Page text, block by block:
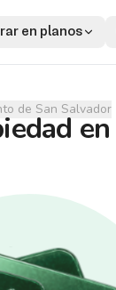
en planos
de San Salvador
en